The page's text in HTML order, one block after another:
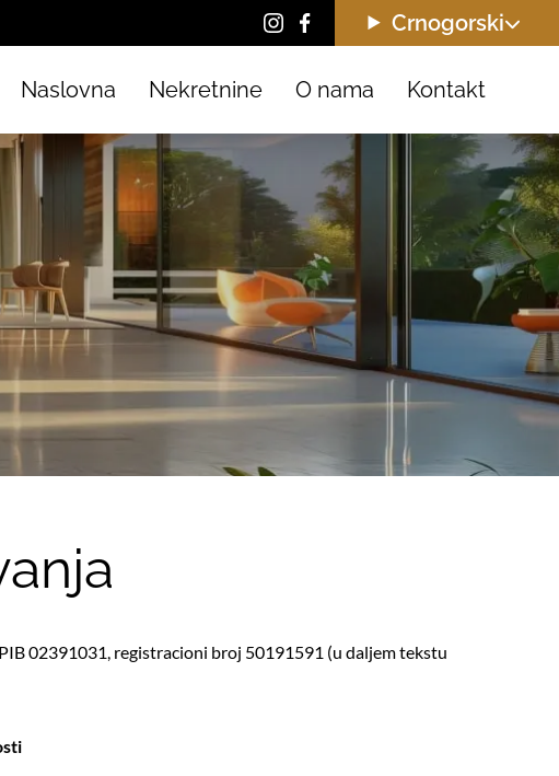
Crnogorski
Naslovna Nekretnine O nama Kontakt
02391031, registracioni broj 50191591 (u daljem tekstu